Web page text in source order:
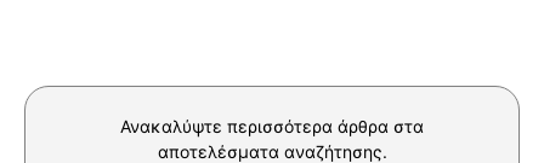
Ανακαλύψτε περισσότερα άρθρα στα
αποτελέσματα αναζήτησης.